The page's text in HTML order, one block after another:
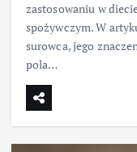
zastosowaniu w
spożywczym. W
surowca, jego
pola…